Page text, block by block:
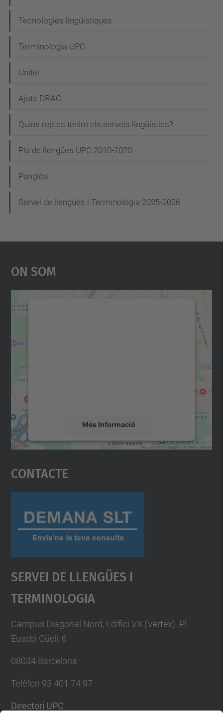
Tecnologies lingüístiques
Terminologia UPC
Unite!
Ajuts DRAC
Quins reptes tenim els serveis lingüístics?
Pla de llengües UPC 2010-2020
Panglòs
Servei de llengües i Terminologia 2025-2026
On Som
Més Informació
Accepta
powered by
Contacte
Servei De Llengües I
Terminologia
Campus Diagonal Nord, Edifici VX (Vèrtex). Pl.
Eusebi Güell, 6
08034 Barcelona
Telèfon 93 401 74 97
Directori UPC